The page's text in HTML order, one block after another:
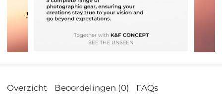
Overzicht Beoordelingen (0) FAQs